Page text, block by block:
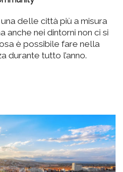
delle città più a misura
anche nei dintorni non ci si
è possibile fare nella
durante tutto l’anno.